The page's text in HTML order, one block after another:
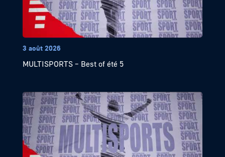
3 août 2026
MULTISPORTS – Best of été 5